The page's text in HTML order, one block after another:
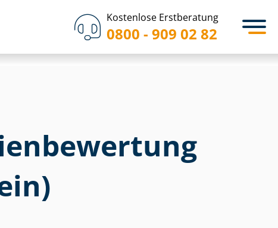
Kostenlose Erstberatung
0800 - 909 02 82